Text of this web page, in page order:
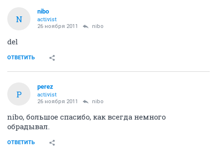
N
nibo
activist
26 ноября 2011 nibo
del
ОТВЕТИТЬ
P
perez
activist
26 ноября 2011 nibo
nibo, большое спасибо, как всегда немного
обрадывал.
ОТВЕТИТЬ